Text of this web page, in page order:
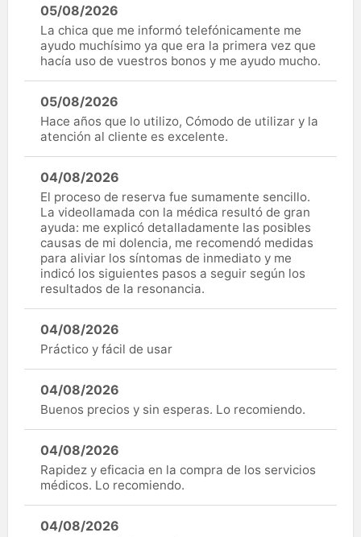
05/08/2026
La chica que me informó telefónicamente me
ayudo muchísimo ya que era la primera vez que
hacía uso de vuestros bonos y me ayudo mucho.
05/08/2026
Hace años que lo utilizo, Cómodo de utilizar y la
atención al cliente es excelente.
04/08/2026
El proceso de reserva fue sumamente sencillo.
La videollamada con la médica resultó de gran
ayuda: me explicó detalladamente las posibles
causas de mi dolencia, me recomendó medidas
para aliviar los síntomas de inmediato y me
indicó los siguientes pasos a seguir según los
resultados de la resonancia.
04/08/2026
Práctico y fácil de usar
04/08/2026
Buenos precios y sin esperas. Lo recomiendo.
04/08/2026
Rapidez y eficacia en la compra de los servicios
médicos. Lo recomiendo.
04/08/2026